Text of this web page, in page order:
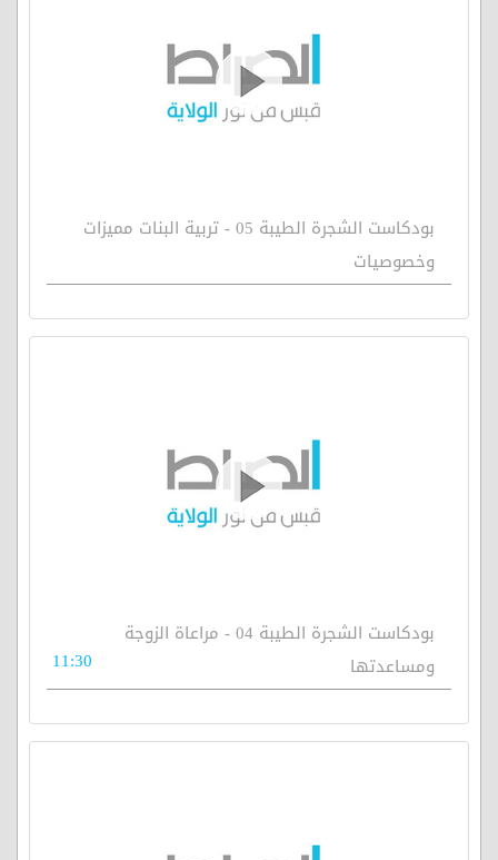
بودكاست الشجرة الطيبة 05 - تربية البنات مميزات
وخصوصيات
بودكاست الشجرة الطيبة 04 - مراعاة الزوجة
ومساعدتها
11:30